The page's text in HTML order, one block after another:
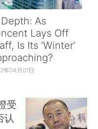
As
Lays Off
Is Its ‘Winter’
年04月01日
受
认